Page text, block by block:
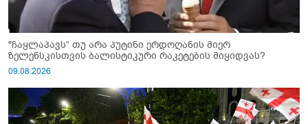
"ჩაყლაპავს“ თუ არა პუტინი ერდოღანის მიერ
ზელენსკისთვის ბალისტიკური რაკეტების მიყიდვას?
09.08.2026